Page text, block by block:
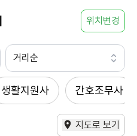
위치변경
거리순
생활지원사 간호조무사
지도로 보기